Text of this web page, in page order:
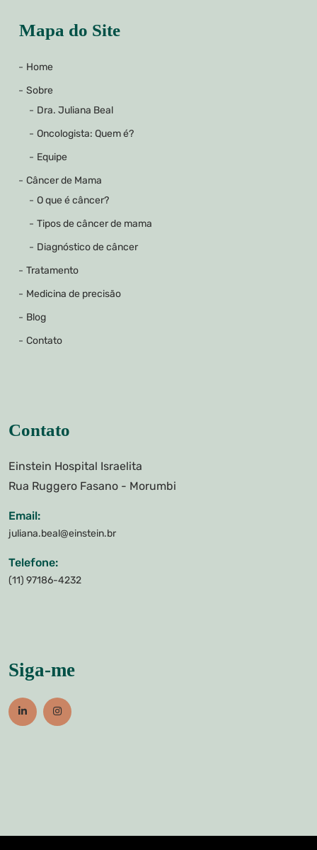
Mapa do Site
Home
Sobre
Dra. Juliana Beal
Oncologista: Quem é?
Equipe
Câncer de Mama
O que é câncer?
Tipos de câncer de mama
Diagnóstico de câncer
Tratamento
Medicina de precisão
Blog
Contato
Contato
Einstein Hospital Israelita
Rua Ruggero Fasano - Morumbi
Email:
juliana.beal@einstein.br
Telefone:
(11) 97186-4232
Siga-me